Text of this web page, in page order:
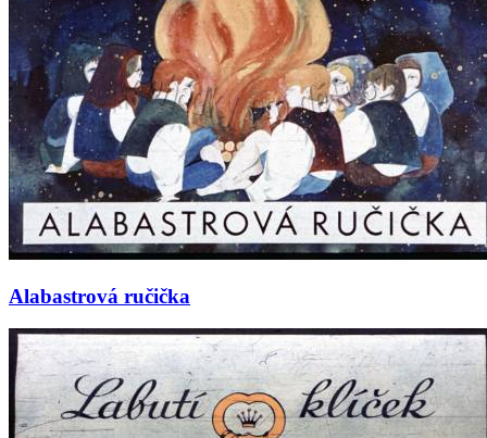
Alabastrová ručička